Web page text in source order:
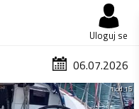
Uloguj se
06.07.2026
1 od 15